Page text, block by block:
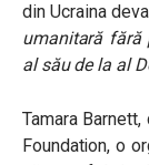
din Ucraina
umanitară fără
al său de la al
Tamara
Foundation, o